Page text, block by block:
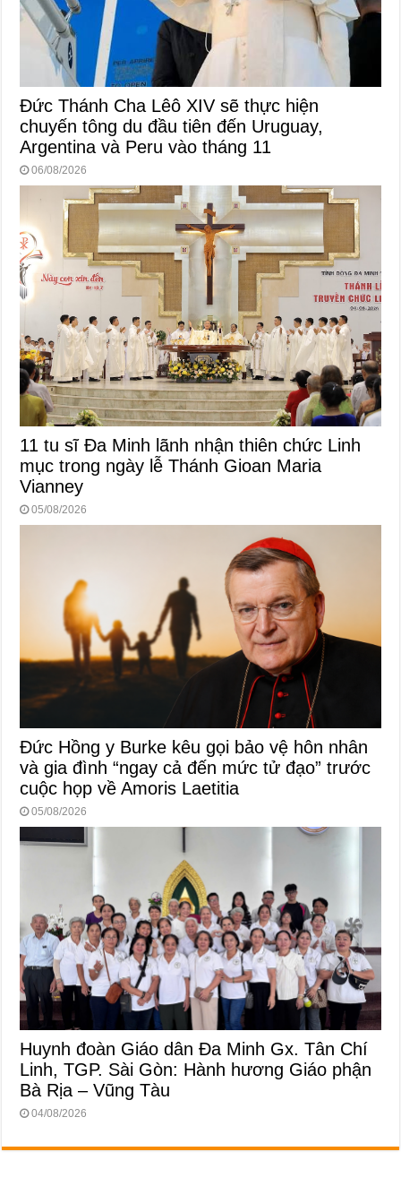
Đức Thánh Cha Lêô XIV sẽ thực hiện
chuyến tông du đầu tiên đến Uruguay,
Argentina và Peru vào tháng 11
06/08/2026
11 tu sĩ Đa Minh lãnh nhận thiên chức Linh
mục trong ngày lễ Thánh Gioan Maria
Vianney
05/08/2026
Đức Hồng y Burke kêu gọi bảo vệ hôn nhân
và gia đình “ngay cả đến mức tử đạo” trước
cuộc họp về Amoris Laetitia
05/08/2026
Huynh đoàn Giáo dân Đa Minh Gx. Tân Chí
Linh, TGP. Sài Gòn: Hành hương Giáo phận
Bà Rịa – Vũng Tàu
04/08/2026